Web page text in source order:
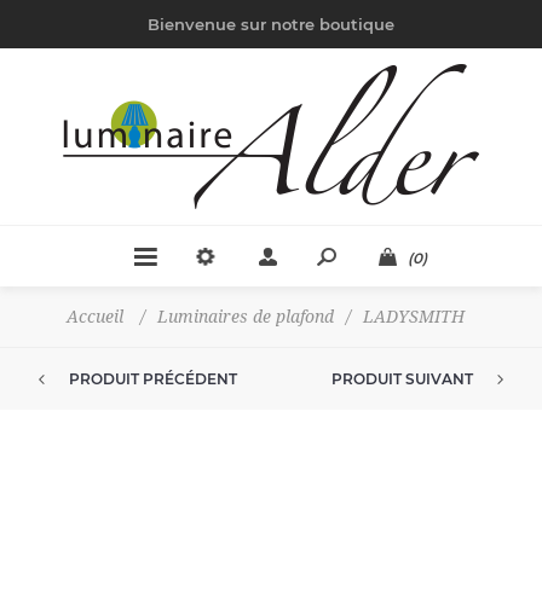
Bienvenue sur notre boutique
(0)
Accueil / Luminaires de plafond / LADYSMITH
PRODUIT PRÉCÉDENT PRODUIT SUIVANT